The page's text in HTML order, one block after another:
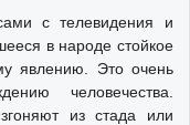
с телевидения и
в народе стойкое
явлению. Это очень
человечества.
из стада или